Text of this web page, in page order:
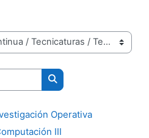
Buscar cursos
Operativa
III